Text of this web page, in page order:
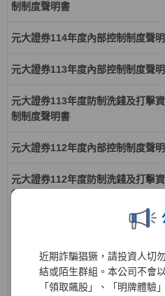
近期詐騙猖獗，請投資人切
結或陌生群組。本公司不會
「領取飆股」、「明牌體驗
制制度聲明書
元大證券114年度內部控制制度聲
元大證券113年度內部控制制度聲
元大證券113年度防制洗錢及打擊
制制度聲明書
元大證券112年度內部控制制度聲
元大證券112年度防制洗錢及打擊
制制度聲明書
元大證券111年度內部控制制度聲
元大證券111年度防制洗錢及打擊
制制度聲明書